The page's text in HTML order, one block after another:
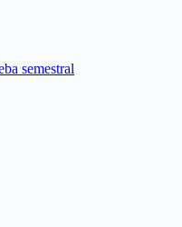
semestral